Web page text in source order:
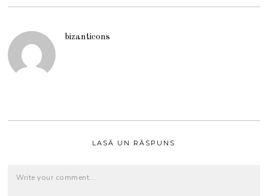
bizanticons
LASĂ UN RĂSPUNS